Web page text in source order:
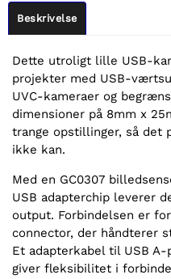
Beskrivelse
Dette utroligt lille USB-
projekter med USB-
UVC-kameraer og
dimensioner på 8mm x
trange opstillinger, så det
ikke kan.
Med en GC0307
USB adapterchip leverer
output. Forbindelsen er
connector, der håndterer
Et adapterkabel til USB
giver fleksibilitet i